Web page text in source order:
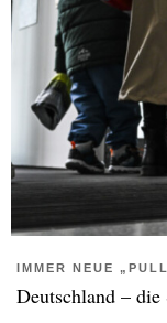
IMMER NEUE
Deutschland –